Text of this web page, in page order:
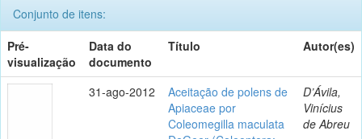
Conjunto de itens:
Pré-
visualização
Data do
documento
Título Autor(es)
31-ago-2012
Aceitação de polens de
Apiaceae por
Coleomegilla maculata
D’Ávila,
Vinícius
de Abreu